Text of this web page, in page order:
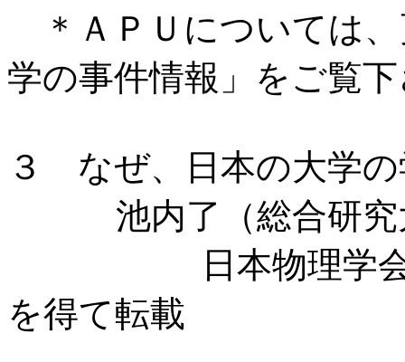
＊ＡＰＵについては
学の事件情報」をご覧
３ なぜ、日本の大学
池内了（総合研
日本物理学
を得て転載